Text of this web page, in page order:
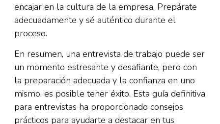
encajar en la cultura de la empresa. Prepárate
adecuadamente y sé auténtico durante el
proceso.
En resumen, una entrevista de trabajo puede ser
un momento estresante y desafiante, pero con
la preparación adecuada y la confianza en uno
mismo, es posible tener éxito. Esta guía definitiva
para entrevistas ha proporcionado consejos
prácticos para ayudarte a destacar en tus